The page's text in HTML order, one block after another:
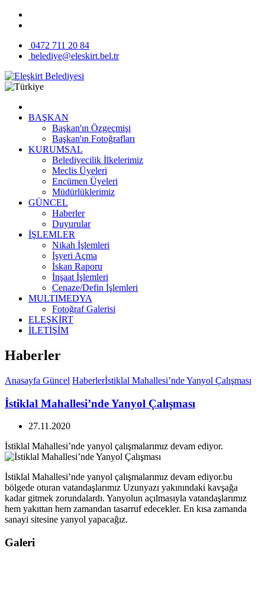
0472 711 20 84
belediye@eleskirt.bel.tr
BAŞKAN
Başkan'ın Özgeçmişi
Başkan'ın Fotoğrafları
KURUMSAL
Belediyecilik İlkelerimiz
Meclis Üyeleri
Encümen Üyeleri
Müdürlüklerimiz
GÜNCEL
Haberler
Duyurular
İŞLEMLER
Nikah İşlemleri
İşyeri Açma
İskan Raporu
İnşaat İşlemleri
Cenaze/Defin İşlemleri
MULTIMEDYA
Fotoğraf Galerisi
ELEŞKİRT
İLETİŞİM
Haberler
Anasayfa Güncel Haberlerİstiklal Mahallesi’nde Yanyol Çalışması
İstiklal Mahallesi’nde Yanyol Çalışması
27.11.2020
İstiklal Mahallesi’nde yanyol çalışmalarımız devam ediyor.
İstiklal Mahallesi’nde yanyol çalışmalarımız devam ediyor.bu
bölgede oturan vatandaşlarımız Uzunyazı yakınındaki kavşağa
kadar gitmek zorundalardı. Yanyolun açılmasıyla vatandaşlarımız
hem yakıttan hem zamandan tasarruf edecekler. En kısa zamanda
sanayi sitesine yanyol yapacağız.
Galeri